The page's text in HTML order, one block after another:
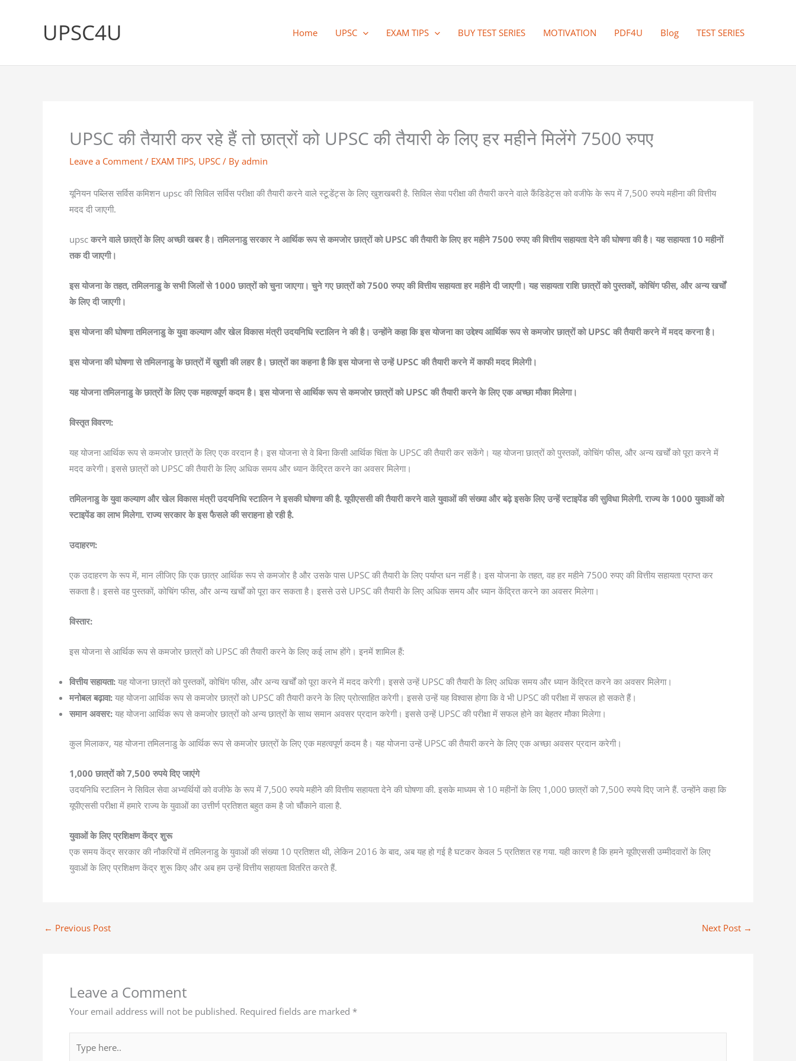
UPSC4U Home UPSC EXAM TIPS BUY TEST SERIES MOTIVATION PDF4U Blog TEST SERIES
UPSC की तैयारी कर रहे हैं तो छात्रों को UPSC की तैयारी के लिए हर महीने मिलेंगे 7500 रुपए
Leave a Comment / EXAM TIPS, UPSC / By admin
यूनियन पब्लिस सर्विस कमिशन upsc की सिविल सर्विस परीक्षा की तैयारी करने वाले स्टूडेंट्स के लिए खुशखबरी है. सिविल सेवा परीक्षा की तैयारी करने वाले कैंडिडेट्स को वजीफे के रूप में 7,500 रुपये महीना की वित्तीय
मदद दी जाएगी.
upsc करने वाले छात्रों के लिए अच्छी खबर है। तमिलनाडु सरकार ने आर्थिक रूप से कमजोर छात्रों को UPSC की तैयारी के लिए हर महीने 7500 रुपए की वित्तीय सहायता देने की घोषणा की है। यह सहायता 10 महीनों
तक दी जाएगी।
इस योजना के तहत, तमिलनाडु के सभी जिलों से 1000 छात्रों को चुना जाएगा। चुने गए छात्रों को 7500 रुपए की वित्तीय सहायता हर महीने दी जाएगी। यह सहायता राशि छात्रों को पुस्तकों, कोचिंग फीस, और अन्य खर्चों
के लिए दी जाएगी।
इस योजना की घोषणा तमिलनाडु के युवा कल्याण और खेल विकास मंत्री उदयनिधि स्टालिन ने की है। उन्होंने कहा कि इस योजना का उद्देश्य आर्थिक रूप से कमजोर छात्रों को UPSC की तैयारी करने में मदद करना है।
इस योजना की घोषणा से तमिलनाडु के छात्रों में खुशी की लहर है। छात्रों का कहना है कि इस योजना से उन्हें UPSC की तैयारी करने में काफी मदद मिलेगी।
यह योजना तमिलनाडु के छात्रों के लिए एक महत्वपूर्ण कदम है। इस योजना से आर्थिक रूप से कमजोर छात्रों को UPSC की तैयारी करने के लिए एक अच्छा मौका मिलेगा।
विस्तृत विवरण:
यह योजना आर्थिक रूप से कमजोर छात्रों के लिए एक वरदान है। इस योजना से वे बिना किसी आर्थिक चिंता के UPSC की तैयारी कर सकेंगे। यह योजना छात्रों को पुस्तकों, कोचिंग फीस, और अन्य खर्चों को पूरा करने में
मदद करेगी। इससे छात्रों को UPSC की तैयारी के लिए अधिक समय और ध्यान केंद्रित करने का अवसर मिलेगा।
तमिलनाडु के युवा कल्याण और खेल विकास मंत्री उदयनिधि स्टालिन ने इसकी घोषणा की है. यूपीएससी की तैयारी करने वाले युवाओं की संख्या और बढ़े इसके लिए उन्हें स्टाइपेंड की सुविधा मिलेगी. राज्य के 1000 युवाओं को
स्टाइपेंड का लाभ मिलेगा. राज्य सरकार के इस फैसले की सराहना हो रही है.
उदाहरण:
एक उदाहरण के रूप में, मान लीजिए कि एक छात्र आर्थिक रूप से कमजोर है और उसके पास UPSC की तैयारी के लिए पर्याप्त धन नहीं है। इस योजना के तहत, वह हर महीने 7500 रुपए की वित्तीय सहायता प्राप्त कर
सकता है। इससे वह पुस्तकों, कोचिंग फीस, और अन्य खर्चों को पूरा कर सकता है। इससे उसे UPSC की तैयारी के लिए अधिक समय और ध्यान केंद्रित करने का अवसर मिलेगा।
विस्तार:
इस योजना से आर्थिक रूप से कमजोर छात्रों को UPSC की तैयारी करने के लिए कई लाभ होंगे। इनमें शामिल हैं:
वित्तीय सहायता: यह योजना छात्रों को पुस्तकों, कोचिंग फीस, और अन्य खर्चों को पूरा करने में मदद करेगी। इससे उन्हें UPSC की तैयारी के लिए अधिक समय और ध्यान केंद्रित करने का अवसर मिलेगा।
मनोबल बढ़ावा: यह योजना आर्थिक रूप से कमजोर छात्रों को UPSC की तैयारी करने के लिए प्रोत्साहित करेगी। इससे उन्हें यह विश्वास होगा कि वे भी UPSC की परीक्षा में सफल हो सकते हैं।
समान अवसर: यह योजना आर्थिक रूप से कमजोर छात्रों को अन्य छात्रों के साथ समान अवसर प्रदान करेगी। इससे उन्हें UPSC की परीक्षा में सफल होने का बेहतर मौका मिलेगा।
कुल मिलाकर, यह योजना तमिलनाडु के आर्थिक रूप से कमजोर छात्रों के लिए एक महत्वपूर्ण कदम है। यह योजना उन्हें UPSC की तैयारी करने के लिए एक अच्छा अवसर प्रदान करेगी।
1,000 छात्रों को 7,500 रुपये दिए जाएंगे
उदयनिधि स्टालिन ने सिविल सेवा अभ्यर्थियों को वजीफे के रूप में 7,500 रुपये महीने की वित्तीय सहायता देने की घोषणा की. इसके माध्यम से 10 महीनों के लिए 1,000 छात्रों को 7,500 रुपये दिए जाने हैं. उन्होंने कहा कि
यूपीएससी परीक्षा में हमारे राज्य के युवाओं का उत्तीर्ण प्रतिशत बहुत कम है जो चौंकाने वाला है.
युवाओं के लिए प्रशिक्षण केंद्र शुरू
एक समय केंद्र सरकार की नौकरियों में तमिलनाडु के युवाओं की संख्या 10 प्रतिशत थी, लेकिन 2016 के बाद, अब यह हो गई है घटकर केवल 5 प्रतिशत रह गया. यही कारण है कि हमने यूपीएससी उम्मीदवारों के लिए
युवाओं के लिए प्रशिक्षण केंद्र शुरू किए और अब हम उन्हें वित्तीय सहायता वितरित करते हैं.
← Previous Post Next Post →
Leave a Comment
Your email address will not be published. Required fields are marked *
here..